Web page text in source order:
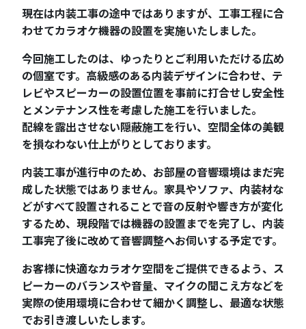
現在は内装工事の途中ではありますが、工事工程に合
わせてカラオケ機器の設置を実施いたしました。
今回施工したのは、ゆったりとご利用いただける広め
の個室です。高級感のある内装デザインに合わせ、テ
レビやスピーカーの設置位置を事前に打合せし安全性
とメンテナンス性を考慮した施工を行いました。
配線を露出させない隠蔽施工を行い、空間全体の美観
を損なわない仕上がりとしております。
内装工事が進行中のため、お部屋の音響環境はまだ完
成した状態ではありません。家具やソファ、内装材な
どがすべて設置されることで音の反射や響き方が変化
するため、現段階では機器の設置までを完了し、内装
工事完了後に改めて音響調整へお伺いする予定です。
お客様に快適なカラオケ空間をご提供できるよう、ス
ピーカーのバランスや音量、マイクの聞こえ方などを
実際の使用環境に合わせて細かく調整し、最適な状態
でお引き渡しいたします。